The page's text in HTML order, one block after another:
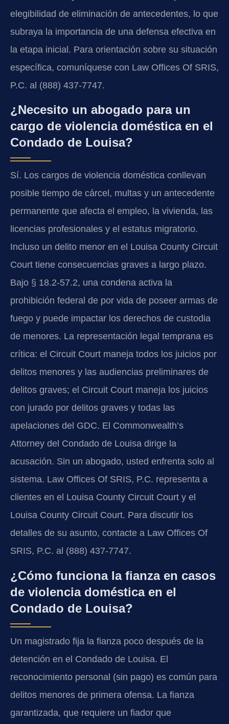
elegibilidad de eliminación de antecedentes, lo que
subraya la importancia de una defensa efectiva en
la etapa inicial. Para orientación sobre su situación
específica, comuníquese con Law Offices Of SRIS,
P.C. al (888) 437-7747.
¿Necesito un abogado para un
cargo de violencia doméstica en el
Condado de Louisa?
Sí. Los cargos de violencia doméstica conllevan
posible tiempo de cárcel, multas y un antecedente
permanente que afecta el empleo, la vivienda, las
licencias profesionales y el estatus migratorio.
Incluso un delito menor en el Louisa County Circuit
Court tiene consecuencias graves a largo plazo.
Bajo § 18.2-57.2, una condena activa la
prohibición federal de por vida de poseer armas de
fuego y puede impactar los derechos de custodia
de menores. La representación legal temprana es
crítica: el Circuit Court maneja todos los juicios por
delitos menores y las audiencias preliminares de
delitos graves; el Circuit Court maneja los juicios
con jurado por delitos graves y todas las
apelaciones del GDC. El Commonwealth’s
Attorney del Condado de Louisa dirige la
acusación. Sin un abogado, usted enfrenta solo al
sistema. Law Offices Of SRIS, P.C. representa a
clientes en el Louisa County Circuit Court y el
Louisa County Circuit Court. Para discutir los
detalles de su asunto, contacte a Law Offices Of
SRIS, P.C. al (888) 437-7747.
¿Cómo funciona la fianza en casos
de violencia doméstica en el
Condado de Louisa?
Un magistrado fija la fianza poco después de la
detención en el Condado de Louisa. El
reconocimiento personal (sin pago) es común para
delitos menores de primera ofensa. La fianza
garantizada, que requiere un fiador que